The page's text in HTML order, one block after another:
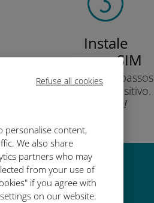
Refuse all cookies
personalise content,
We also share
partners who may
from your use of
if you agree with
on our website.
Instale
o seu eSIM
seguindo os passos
no seu dispositivo.
Eficiente!
tão bom